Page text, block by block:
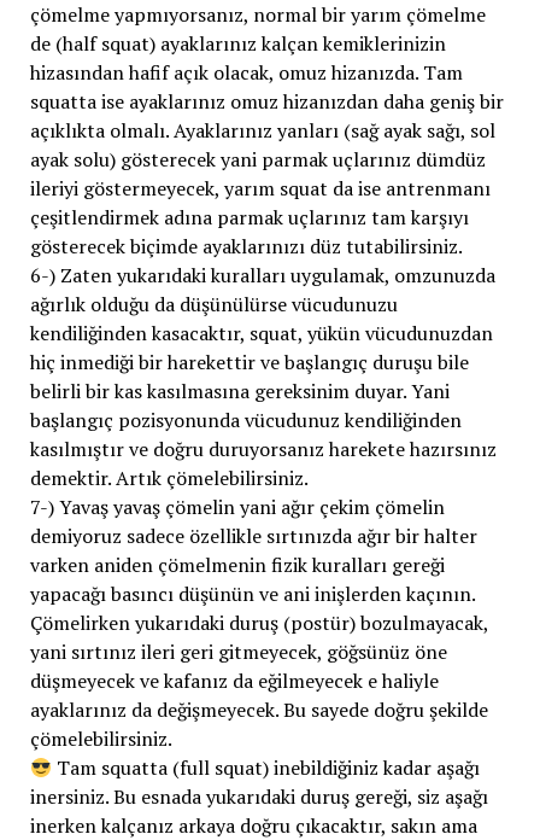
çömelme yapmıyorsanız, normal bir yarım çömelme
de (half squat) ayaklarınız kalçan kemiklerinizin
hizasından hafif açık olacak, omuz hizanızda. Tam
squatta ise ayaklarınız omuz hizanızdan daha geniş bir
açıklıkta olmalı. Ayaklarınız yanları (sağ ayak sağı, sol
ayak solu) gösterecek yani parmak uçlarınız dümdüz
ileriyi göstermeyecek, yarım squat da ise antrenmanı
çeşitlendirmek adına parmak uçlarınız tam karşıyı
gösterecek biçimde ayaklarınızı düz tutabilirsiniz.
6-) Zaten yukarıdaki kuralları uygulamak, omzunuzda
ağırlık olduğu da düşünülürse vücudunuzu
kendiliğinden kasacaktır, squat, yükün vücudunuzdan
hiç inmediği bir harekettir ve başlangıç duruşu bile
belirli bir kas kasılmasına gereksinim duyar. Yani
başlangıç pozisyonunda vücudunuz kendiliğinden
kasılmıştır ve doğru duruyorsanız harekete hazırsınız
demektir. Artık çömelebilirsiniz.
7-) Yavaş yavaş çömelin yani ağır çekim çömelin
demiyoruz sadece özellikle sırtınızda ağır bir halter
varken aniden çömelmenin fizik kuralları gereği
yapacağı basıncı düşünün ve ani inişlerden kaçının.
Çömelirken yukarıdaki duruş (postür) bozulmayacak,
yani sırtınız ileri geri gitmeyecek, göğsünüz öne
düşmeyecek ve kafanız da eğilmeyecek e haliyle
ayaklarınız da değişmeyecek. Bu sayede doğru şekilde
çömelebilirsiniz.
Tam squatta (full squat) inebildiğiniz kadar aşağı
inersiniz. Bu esnada yukarıdaki duruş gereği, siz aşağı
inerken kalçanız arkaya doğru çıkacaktır, sakın ama